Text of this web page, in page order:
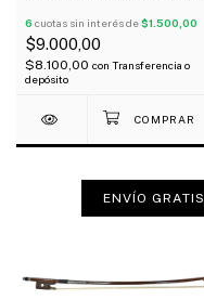
6 cuotas sin interés de$1.500,00
$9.000,00
$8.100,00 con Transferencia o
depósito
ENVÍO GRATIS